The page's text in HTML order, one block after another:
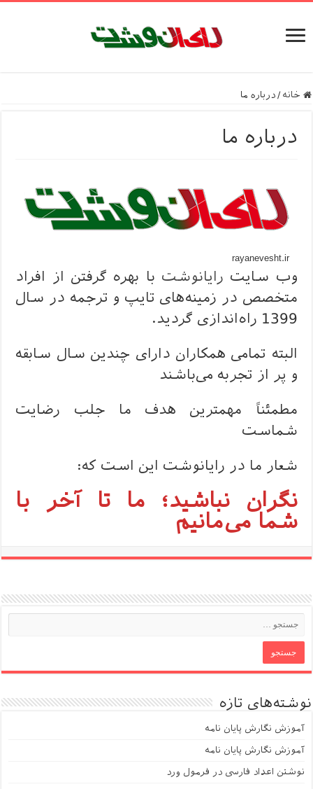
خانه / درباره ما
درباره ما
rayanevesht.ir
وب سایت رایانوشت با بهره گرفتن از افراد
متخصص در زمینه‌های تایپ و ترجمه در سال
1399 راه‌اندازی گردید.
البته تمامی همکاران دارای چندین سال سابقه
و پر از تجربه می‌باشند
مطمئناً مهمترین هدف ما جلب رضایت
شماست
شعار ما در رایانوشت این است که:
نگران نباشید؛ ما تا آخر با
شما می‌مانیم
نوشته‌های تازه
آموزش نگارش پایان نامه
آموزش نگارش پایان نامه
نوشتن اعداد فارسی در فرمول ورد